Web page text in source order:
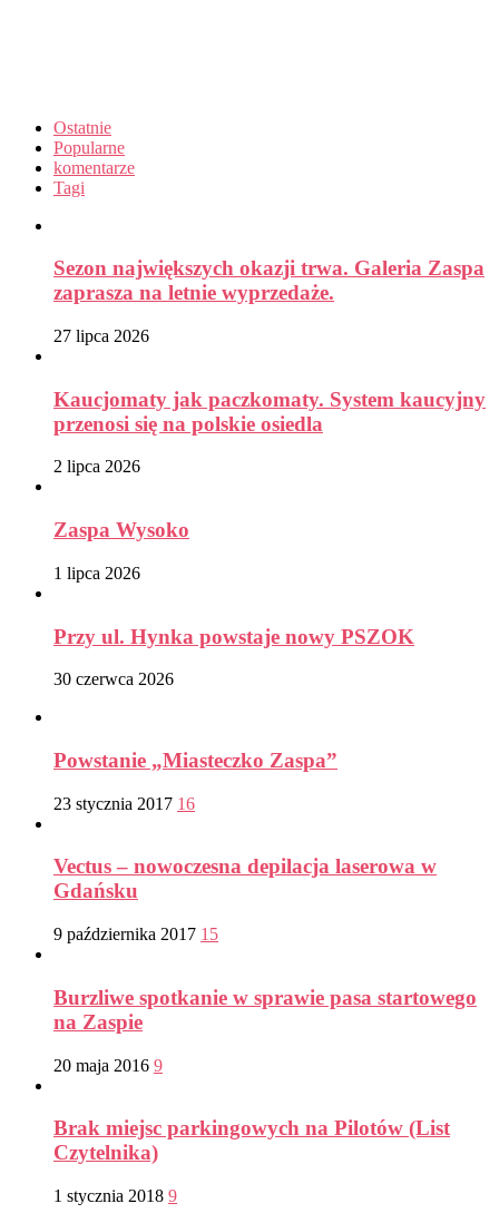
Ostatnie
Popularne
komentarze
Tagi
Sezon największych okazji trwa. Galeria Zaspa
zaprasza na letnie wyprzedaże.
27 lipca 2026
Kaucjomaty jak paczkomaty. System kaucyjny
przenosi się na polskie osiedla
2 lipca 2026
Zaspa Wysoko
1 lipca 2026
Przy ul. Hynka powstaje nowy PSZOK
30 czerwca 2026
Powstanie „Miasteczko Zaspa”
23 stycznia 2017 16
Vectus – nowoczesna depilacja laserowa w
Gdańsku
9 października 2017 15
Burzliwe spotkanie w sprawie pasa startowego
na Zaspie
20 maja 2016 9
Brak miejsc parkingowych na Pilotów (List
Czytelnika)
1 stycznia 2018 9